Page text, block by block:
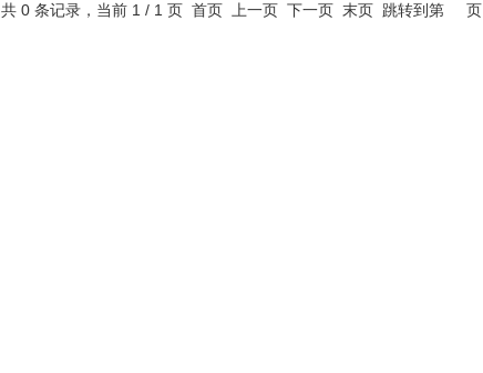
共 0 条记录，当前 1 / 1 页 首页 上一页 下一页 末页 跳转到第 页